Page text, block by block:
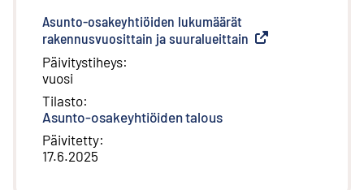
Asunto-osakeyhtiöiden lukumäärät
rakennusvuosittain ja suuralueittain Ulkoinen linkki
Päivitystiheys:
vuosi
Tilasto:
Asunto-osakeyhtiöiden talous
Päivitetty:
17.6.2025